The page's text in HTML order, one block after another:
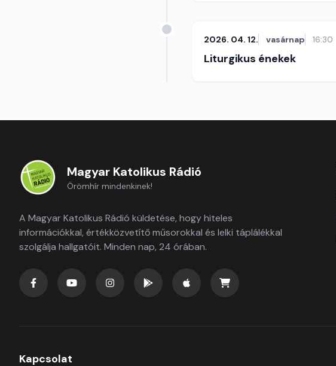
2026. 04. 12. vasárnap 16:30
Liturgikus énekek
Magyar Katolikus Rádió
Örömhír mindenkinek!
A Magyar Katolikus Rádió küldetése, hogy hiteles
információkkal, értékközvetítő műsorokkal és lelki táplálékkal
szolgálja hallgatóit. Minden nap, 24 órában.
Kapcsolat